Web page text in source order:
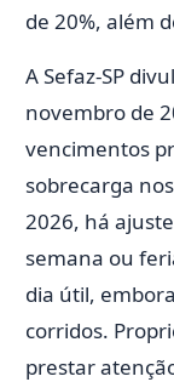
de 20%, além
A Sefaz-SP
novembro de
vencimentos
sobrecarga
2026, há
semana ou
dia útil,
corridos.
prestar